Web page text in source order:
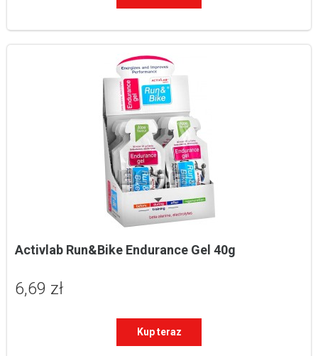
Activlab Run&Bike Endurance Gel 40g
6,69 zł
Kup teraz